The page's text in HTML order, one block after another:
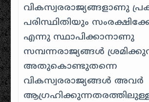
വികസ്വരരാജ്യങ്ങളാണു
പരിസ്ഥിതിയും
എന്നു സ്ഥാപിക്കാനാണു
സമ്പന്നരാജ്യങ്ങൾ
അതുകൊണ്ടുതന്നെ
വികസ്വരരാജ്യങ്ങൾ അവർ